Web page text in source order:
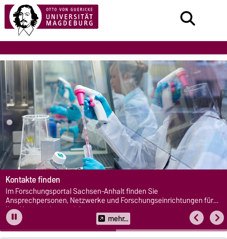
Kontakte finden
Im Forschungsportal Sachsen-Anhalt finden Sie
Ansprechpersonen, Netzwerke und Forschungseinrichtungen für
Ihre Kooperationsprojekte.
mehr...